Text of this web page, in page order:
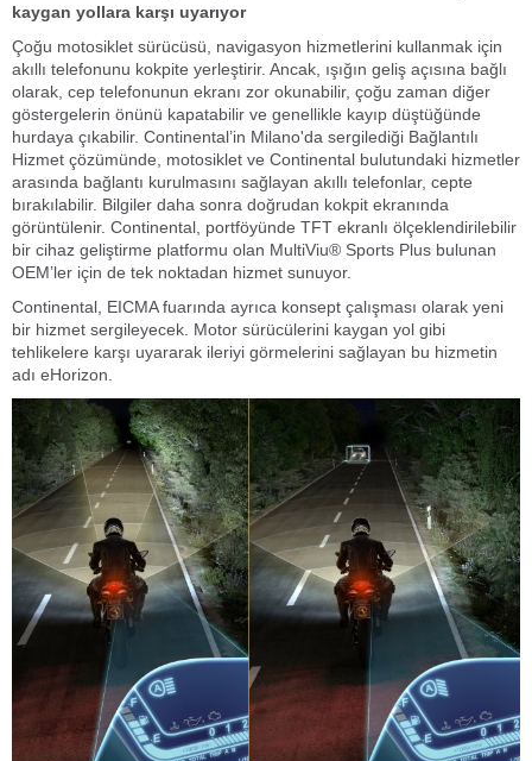
kaygan yollara karşı uyarıyor
Çoğu motosiklet sürücüsü, navigasyon hizmetlerini kullanmak için
akıllı telefonunu kokpite yerleştirir. Ancak, ışığın geliş açısına bağlı
olarak, cep telefonunun ekranı zor okunabilir, çoğu zaman diğer
göstergelerin önünü kapatabilir ve genellikle kayıp düştüğünde
hurdaya çıkabilir. Continental’in Milano'da sergilediği Bağlantılı
Hizmet çözümünde, motosiklet ve Continental bulutundaki hizmetler
arasında bağlantı kurulmasını sağlayan akıllı telefonlar, cepte
bırakılabilir. Bilgiler daha sonra doğrudan kokpit ekranında
görüntülenir. Continental, portföyünde TFT ekranlı ölçeklendirilebilir
bir cihaz geliştirme platformu olan MultiViu® Sports Plus bulunan
OEM’ler için de tek noktadan hizmet sunuyor.
Continental, EICMA fuarında ayrıca konsept çalışması olarak yeni
bir hizmet sergileyecek. Motor sürücülerini kaygan yol gibi
tehlikelere karşı uyararak ileriyi görmelerini sağlayan bu hizmetin
adı eHorizon.